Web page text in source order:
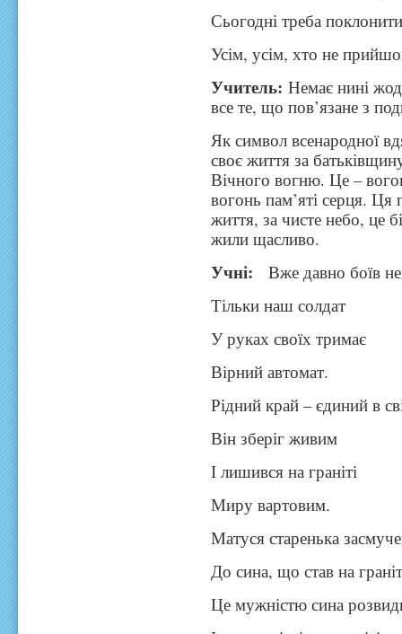
Сьогодні треба
Усім, усім, хто не
Учитель: Немає нині
все те, що пов’язане з
Як символ всенародної
своє життя за
Вічного вогню. Це –
вогонь пам’яті серця. Ця
життя, за чисте небо, це
жили щасливо.
Учні: Вже давно боїв
Тільки наш солдат
У руках своїх тримає
Вірний автомат.
Рідний край – єдиний в
Він зберіг живим
І лишився на граніті
Миру вартовим.
Матуся старенька
До сина, що став на
Це мужністю сина